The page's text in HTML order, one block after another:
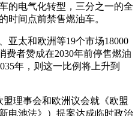
的电气化转型，三分之一的全
时间点前禁售燃油车。
亚太和欧洲等19个市场18000
费者赞成在2030年前停售燃油
年，则这一比例将上升到
盟理事会和欧洲议会就《欧盟
电池法》）提案达成临时政治